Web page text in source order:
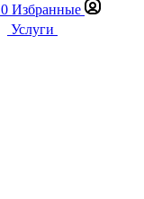
0 Избранные
Услуги